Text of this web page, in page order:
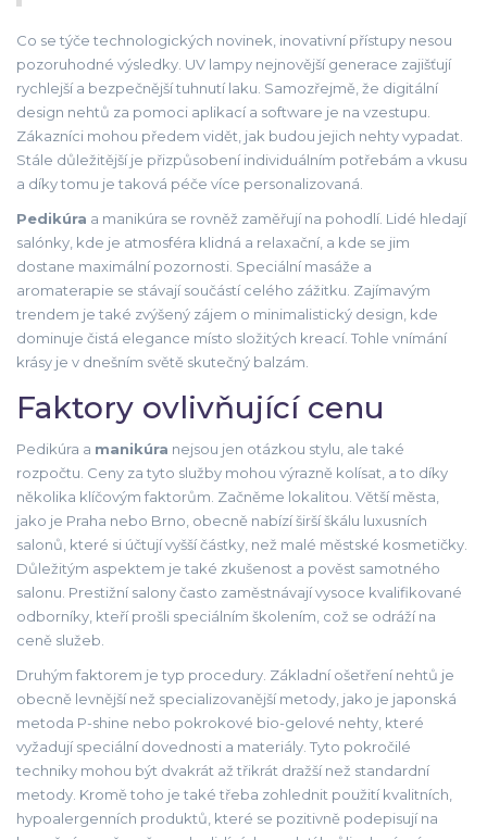
Co se týče technologických novinek, inovativní přístupy nesou
pozoruhodné výsledky. UV lampy nejnovější generace zajišťují
rychlejší a bezpečnější tuhnutí laku. Samozřejmě, že digitální
design nehtů za pomoci aplikací a software je na vzestupu.
Zákazníci mohou předem vidět, jak budou jejich nehty vypadat.
Stále důležitější je přizpůsobení individuálním potřebám a vkusu
a díky tomu je taková péče více personalizovaná.
Pedikúra a manikúra se rovněž zaměřují na pohodlí. Lidé hledají
salónky, kde je atmosféra klidná a relaxační, a kde se jim
dostane maximální pozornosti. Speciální masáže a
aromaterapie se stávají součástí celého zážitku. Zajímavým
trendem je také zvýšený zájem o minimalistický design, kde
dominuje čistá elegance místo složitých kreací. Tohle vnímání
krásy je v dnešním světě skutečný balzám.
Faktory ovlivňující cenu
Pedikúra a manikúra nejsou jen otázkou stylu, ale také
rozpočtu. Ceny za tyto služby mohou výrazně kolísat, a to díky
několika klíčovým faktorům. Začněme lokalitou. Větší města,
jako je Praha nebo Brno, obecně nabízí širší škálu luxusních
salonů, které si účtují vyšší částky, než malé městské kosmetičky.
Důležitým aspektem je také zkušenost a pověst samotného
salonu. Prestižní salony často zaměstnávají vysoce kvalifikované
odborníky, kteří prošli speciálním školením, což se odráží na
ceně služeb.
Druhým faktorem je typ procedury. Základní ošetření nehtů je
obecně levnější než specializovanější metody, jako je japonská
metoda P-shine nebo pokrokové bio-gelové nehty, které
vyžadují speciální dovednosti a materiály. Tyto pokročilé
techniky mohou být dvakrát až třikrát dražší než standardní
metody. Kromě toho je také třeba zohlednit použití kvalitních,
hypoalergenních produktů, které se pozitivně podepisují na